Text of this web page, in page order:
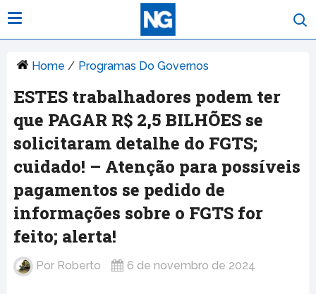
Home / Programas Do Governos
ESTES trabalhadores podem ter
que PAGAR R$ 2,5 BILHÕES se
solicitaram detalhe do FGTS;
cuidado! – Atenção para possíveis
pagamentos se pedido de
informações sobre o FGTS for
feito; alerta!
Por Roberto 6 de novembro de 2024